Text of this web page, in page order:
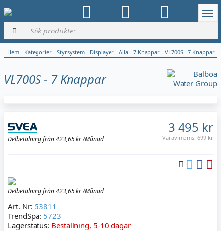
Hem Kategorier Styrsystem Displayer Alla 7 Knappar VL700S - 7 Knappar
VL700S - 7 Knappar
Delbetalning från423,65 kr /Månad
3 495 kr
Varav moms: 699 kr
Delbetalning från423,65 kr /Månad
Art. Nr: 53811
TrendSpa: 5723
Lagerstatus: Beställning, 5-10 dagar